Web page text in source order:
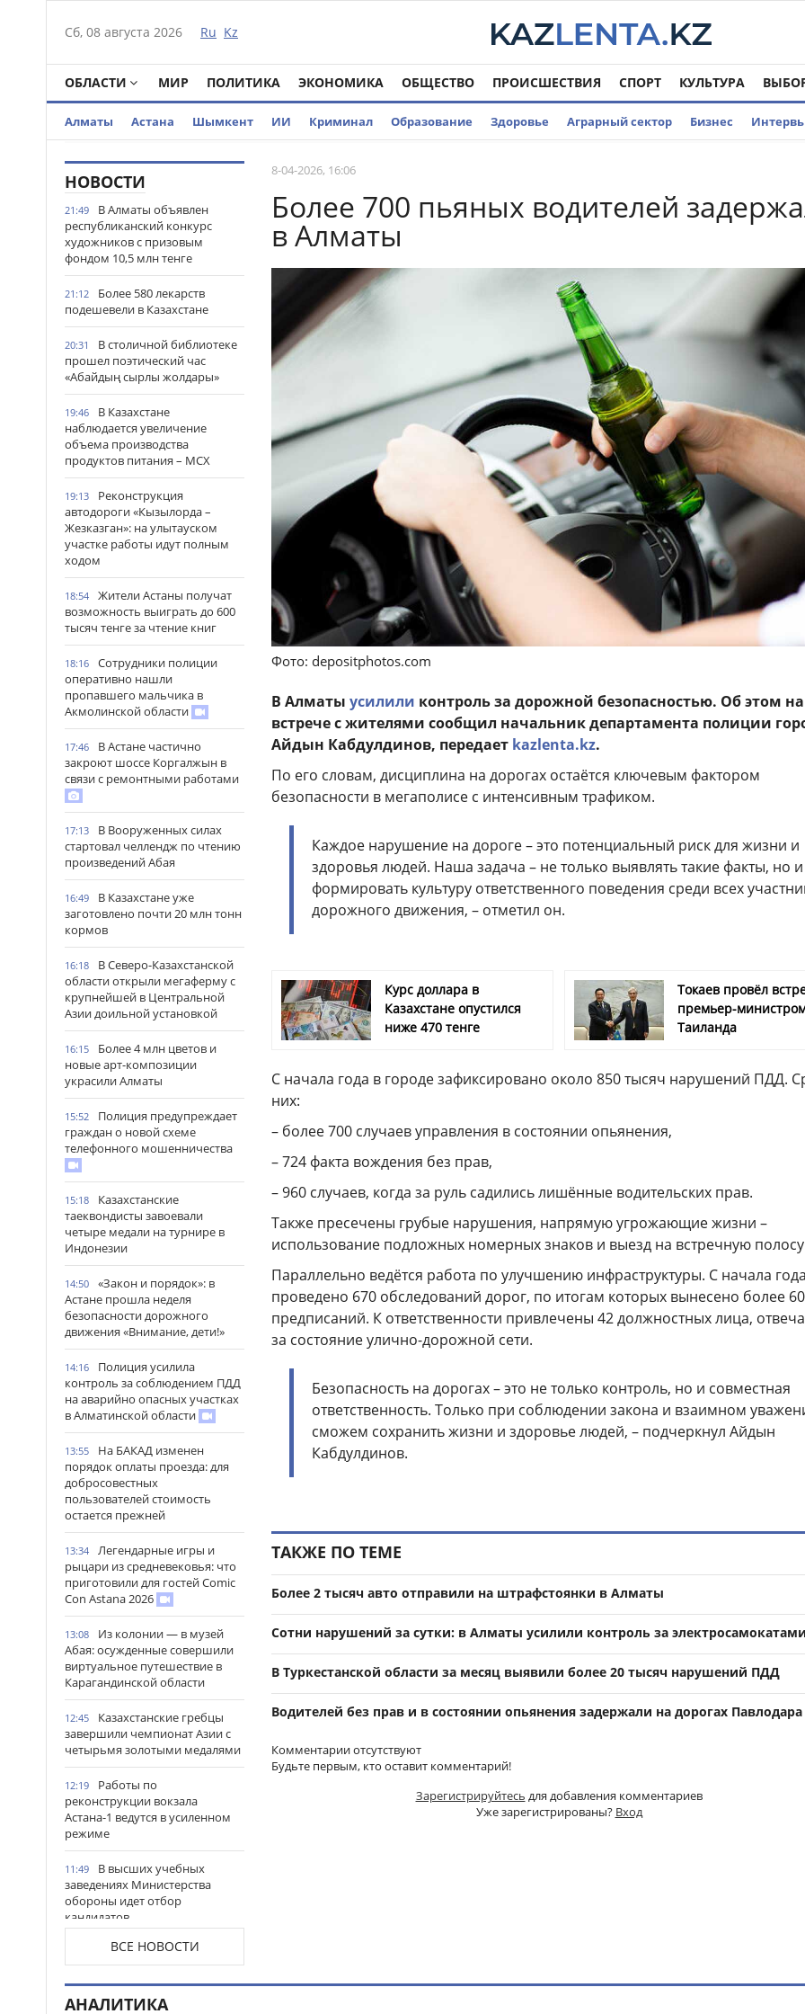
Сб, 08 августа 2026 Ru Kz
ОБЛАСТИ МИР ПОЛИТИКА ЭКОНОМИКА ОБЩЕСТВО ПРОИСШЕСТВИЯ СПОРТ КУЛЬТУРА
Алматы Астана Шымкент ИИ Криминал Образование Здоровье Аграрный сектор Бизнес
НОВОСТИ
21:49
В Алматы объявлен
республиканский конкурс
художников с призовым
фондом 10,5 млн тенге
21:12
Более 580 лекарств
подешевели в Казахстане
20:31
В столичной библиотеке
прошел поэтический час
«Абайдың сырлы жолдары»
19:46
В Казахстане
наблюдается увеличение
объема производства
продуктов питания – МСХ
19:13
Реконструкция
автодороги «Кызылорда –
Жезказган»: на улытауском
участке работы идут полным
ходом
18:54
Жители Астаны получат
возможность выиграть до 600
тысяч тенге за чтение книг
18:16
Сотрудники полиции
оперативно нашли
пропавшего мальчика в
Акмолинской области
17:46
В Астане частично
закроют шоссе Коргалжын в
связи с ремонтными работами
17:13
В Вооруженных силах
стартовал челлендж по чтению
произведений Абая
16:49
В Казахстане уже
заготовлено почти 20 млн тонн
кормов
16:18
В Северо-Казахстанской
области открыли мегаферму с
крупнейшей в Центральной
Азии доильной установкой
16:15
Более 4 млн цветов и
новые арт-композиции
украсили Алматы
15:52
Полиция предупреждает
граждан о новой схеме
телефонного мошенничества
15:18
Казахстанские
таеквондисты завоевали
четыре медали на турнире в
Индонезии
14:50
«Закон и порядок»: в
Астане прошла неделя
безопасности дорожного
движения «Внимание, дети!»
14:16
Полиция усилила
контроль за соблюдением ПДД
на аварийно опасных участках
в Алматинской области
13:55
На БАКАД изменен
порядок оплаты проезда: для
добросовестных
пользователей стоимость
остается прежней
13:34
Легендарные игры и
рыцари из средневековья: что
приготовили для гостей Comic
Con Astana 2026
13:08
Из колонии — в музей
Абая: осужденные совершили
виртуальное путешествие в
Карагандинской области
12:45
Казахстанские гребцы
завершили чемпионат Азии с
четырьмя золотыми медалями
12:19
Работы по
реконструкции вокзала
Астана-1 ведутся в усиленном
режиме
11:49
В высших учебных
заведениях Министерства
обороны идет отбор
кандидатов
В Астане проводят
комплексную работу по
очистке реки Есиль
ВСЕ НОВОСТИ
8-04-2026, 16:06
Более 700 пьяных водителей
в Алматы
Фото: depositphotos.com
В Алматы усилили контроль за дорожной безопасностью. Об этом на
встрече с жителями сообщил начальник департамента полиции
Айдын Кабдулдинов, передает kazlenta.kz.
По его словам, дисциплина на дорогах остаётся ключевым фактором
безопасности в мегаполисе с интенсивным трафиком.
Каждое нарушение на дороге – это потенциальный риск для жизни и
здоровья людей. Наша задача – не только выявлять такие факты, но и
формировать культуру ответственного поведения среди всех
дорожного движения, – отметил он.
Курс доллара в
Казахстане опустился
ниже 470 тенге
Токаев провёл
премьер-
Таиланда
С начала года в городе зафиксировано около 850 тысяч нарушений ПДД.
них:
– более 700 случаев управления в состоянии опьянения,
– 724 факта вождения без прав,
– 960 случаев, когда за руль садились лишённые водительских прав.
Также пресечены грубые нарушения, напрямую угрожающие жизни –
использование подложных номерных знаков и выезд на встречную
Параллельно ведётся работа по улучшению инфраструктуры. С начала
проведено 670 обследований дорог, по итогам которых вынесено более
предписаний. К ответственности привлечены 42 должностных лица,
за состояние улично-дорожной сети.
Безопасность на дорогах – это не только контроль, но и совместная
ответственность. Только при соблюдении закона и взаимном
сможем сохранить жизни и здоровье людей, – подчеркнул Айдын
Кабдулдинов.
ТАКЖЕ ПО ТЕМЕ
Более 2 тысяч авто отправили на штрафстоянки в Алматы
Сотни нарушений за сутки: в Алматы усилили контроль за
В Туркестанской области за месяц выявили более 20 тысяч нарушений ПДД
Водителей без прав и в состоянии опьянения задержали на дорогах Павлодара
Комментарии отсутствуют
Будьте первым, кто оставит комментарий!
Зарегистрируйтесь для добавления комментариев
Уже зарегистрированы? Вход
АНАЛИТИКА